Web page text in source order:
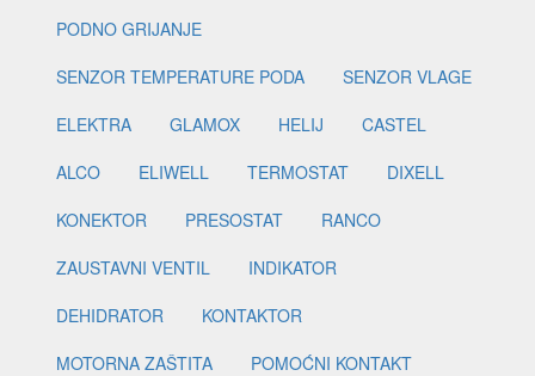
PODNO GRIJANJE
SENZOR TEMPERATURE PODA
SENZOR VLAGE
ELEKTRA
GLAMOX HELIJ
CASTEL
ALCO
ELIWELL TERMOSTAT
DIXELL
KONEKTOR
PRESOSTAT
RANCO
ZAUSTAVNI VENTIL
INDIKATOR
DEHIDRATOR
KONTAKTOR
MOTORNA ZAŠTITA
POMOĆNI KONTAKT